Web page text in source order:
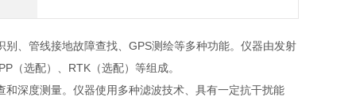
、管线接地故障查找、GPS测绘等多种功能。仪器由发射
（选配）、RTK（选配）等组成。
深度测量。仪器使用多种滤波技术、具有一定抗干扰能